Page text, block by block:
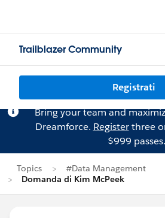
Trailblazer Community
Registrati
Bring your team and
Dreamforce. Registerthree
$999 passes.
Topics
#Data Management
Domanda di Kim McPeek